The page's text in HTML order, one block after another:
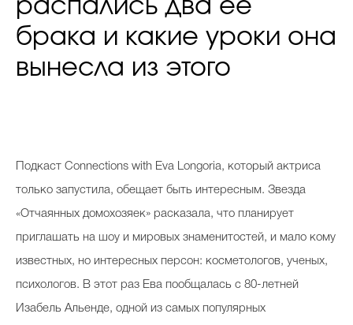
распались два ее
брака и какие уроки она
вынесла из этого
Подкаст Connections with Eva Longoria, который актриса
только запустила, обещает быть интересным. Звезда
«Отчаянных домохозяек» расказала, что планирует
приглашать на шоу и мировых знаменитостей, и мало кому
известных, но интересных персон: косметологов, ученых,
психологов. В этот раз Ева пообщалась с 80-летней
Изабель Альенде, одной из самых популярных